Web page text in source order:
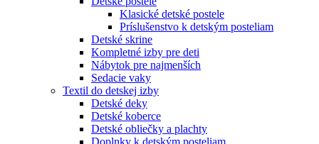
Klasické detské postele
Príslušenstvo k detským posteliam
Detské skrine
Kompletné izby pre deti
Nábytok pre najmenších
Sedacie vaky
Textil do detskej izby
Detské deky
Detské koberce
Detské obliečky a plachty
Doplnky k detským posteliam